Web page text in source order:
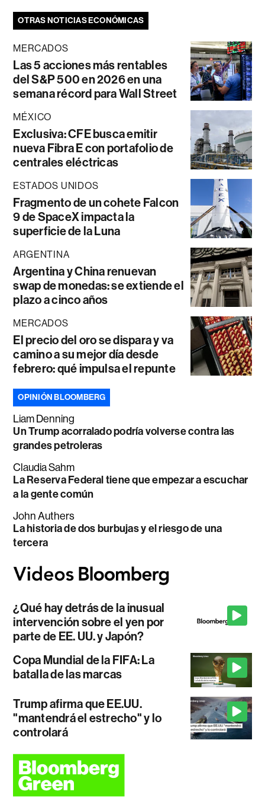
OTRAS NOTICIAS ECONÓMICAS
MERCADOS
Las 5 acciones más rentables
del S&P 500 en 2026 en una
semana récord para Wall Street
MÉXICO
Exclusiva: CFE busca emitir
nueva Fibra E con portafolio de
centrales eléctricas
ESTADOS UNIDOS
Fragmento de un cohete Falcon
9 de SpaceX impacta la
superficie de la Luna
ARGENTINA
Argentina y China renuevan
swap de monedas: se extiende el
plazo a cinco años
MERCADOS
El precio del oro se dispara y va
camino a su mejor día desde
febrero: qué impulsa el repunte
OPINIÓN BLOOMBERG
Liam Denning
Un Trump acorralado podría volverse contra las
grandes petroleras
Claudia Sahm
La Reserva Federal tiene que empezar a escuchar
a la gente común
John Authers
La historia de dos burbujas y el riesgo de una
tercera
¿Qué hay detrás de la inusual
intervención sobre el yen por
parte de EE. UU. y Japón?
Copa Mundial de la FIFA: La
batalla de las marcas
Trump afirma que EE.UU.
"mantendrá el estrecho" y lo
controlará